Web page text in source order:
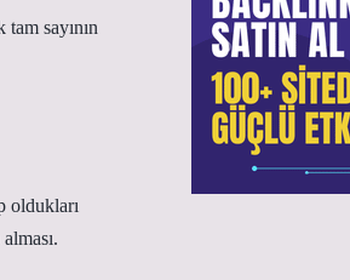
sayının
oldukları